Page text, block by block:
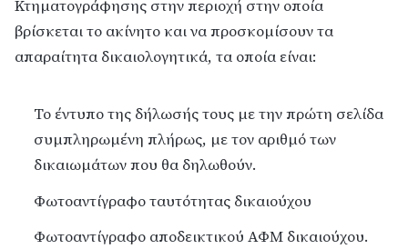
Κτηματογράφησης στην περιοχή στην οποία
βρίσκεται το ακίνητο και να προσκομίσουν τα
απαραίτητα δικαιολογητικά, τα οποία είναι:
Το έντυπο της δήλωσής τους με την πρώτη σελίδα
συμπληρωμένη πλήρως, με τον αριθμό των
δικαιωμάτων που θα δηλωθούν.
Φωτοαντίγραφο ταυτότητας δικαιούχου
Φωτοαντίγραφο αποδεικτικού ΑΦΜ δικαιούχου.